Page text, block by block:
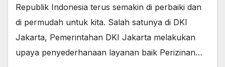
Republik Indonesia terus semakin di perbaiki dan
di permudah untuk kita. Salah satunya di DKI
Jakarta, Pemerintahan DKI Jakarta melakukan
upaya penyederhanaan layanan baik Perizinan…